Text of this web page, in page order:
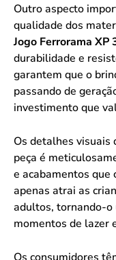
Outro aspecto
qualidade dos
Jogo Ferrorama
durabilidade e
garantem que o
passando de
investimento que
Os detalhes visuais
peça é
e acabamentos que
apenas atrai as
adultos, tornando-o
momentos de lazer